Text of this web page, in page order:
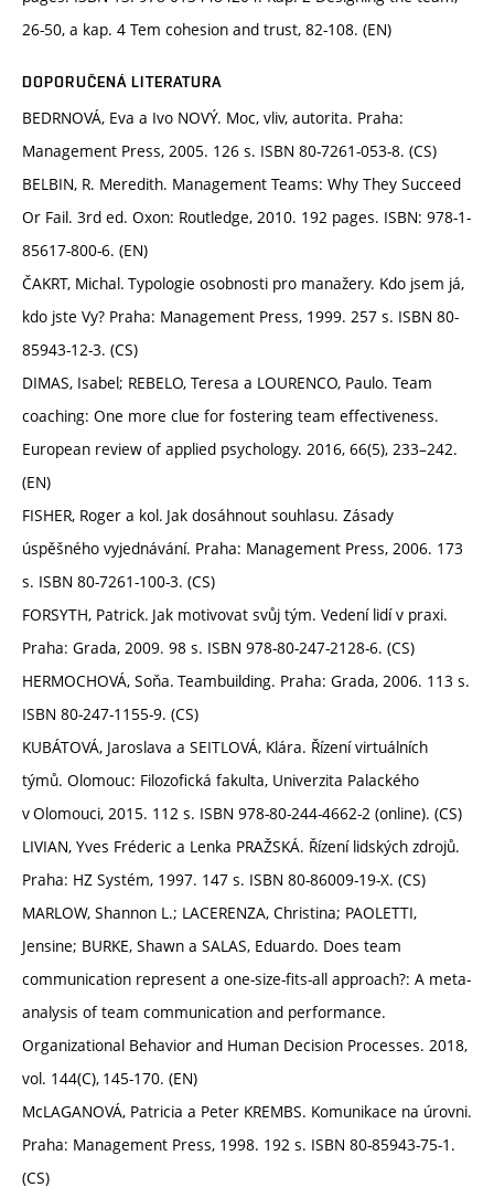
26-50, a kap. 4 Tem cohesion and trust, 82-108. (EN)
DOPORUČENÁ LITERATURA
BEDRNOVÁ, Eva a Ivo NOVÝ. Moc, vliv, autorita. Praha:
Management Press, 2005. 126 s. ISBN 80-7261-053-8. (CS)
BELBIN, R. Meredith. Management Teams: Why They Succeed
Or Fail. 3rd ed. Oxon: Routledge, 2010. 192 pages. ISBN: 978-1-
85617-800-6. (EN)
ČAKRT, Michal. Typologie osobnosti pro manažery. Kdo jsem já,
kdo jste Vy? Praha: Management Press, 1999. 257 s. ISBN 80-
85943-12-3. (CS)
DIMAS, Isabel; REBELO, Teresa a LOURENCO, Paulo. Team
coaching: One more clue for fostering team effectiveness.
European review of applied psychology. 2016, 66(5), 233–242.
(EN)
FISHER, Roger a kol. Jak dosáhnout souhlasu. Zásady
úspěšného vyjednávání. Praha: Management Press, 2006. 173
s. ISBN 80-7261-100-3. (CS)
FORSYTH, Patrick. Jak motivovat svůj tým. Vedení lidí v praxi.
Praha: Grada, 2009. 98 s. ISBN 978-80-247-2128-6. (CS)
HERMOCHOVÁ, Soňa. Teambuilding. Praha: Grada, 2006. 113 s.
ISBN 80-247-1155-9. (CS)
KUBÁTOVÁ, Jaroslava a SEITLOVÁ, Klára. Řízení virtuálních
týmů. Olomouc: Filozofická fakulta, Univerzita Palackého
v Olomouci, 2015. 112 s. ISBN 978-80-244-4662-2 (online). (CS)
LIVIAN, Yves Fréderic a Lenka PRAŽSKÁ. Řízení lidských zdrojů.
Praha: HZ Systém, 1997. 147 s. ISBN 80-86009-19-X. (CS)
MARLOW, Shannon L.; LACERENZA, Christina; PAOLETTI,
Jensine; BURKE, Shawn a SALAS, Eduardo. Does team
communication represent a one-size-fits-all approach?: A meta-
analysis of team communication and performance.
Organizational Behavior and Human Decision Processes. 2018,
vol. 144(C), 145-170. (EN)
McLAGANOVÁ, Patricia a Peter KREMBS. Komunikace na úrovni.
Praha: Management Press, 1998. 192 s. ISBN 80-85943-75-1.
(CS)